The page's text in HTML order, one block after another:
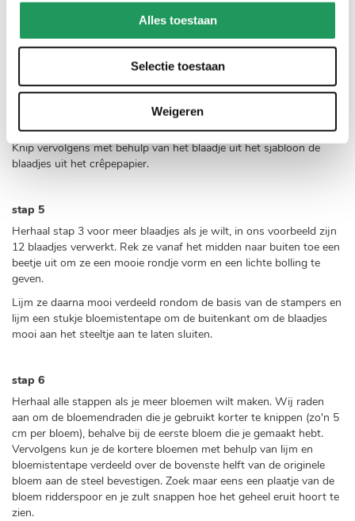
Alles toestaan
Selectie toestaan
Weigeren
Knip een langwerpig stuk crêpepapier uit voor de bloemblaadjes.
Het moet iets meer dan 2 blaadjes breed en 3 blaadjes lang zijn.
Let op de richting van de nerven in het crêpepapier!
delen langs de korte zijde (kijk even naar het filmpje om te zien hoe
het moet). Zo kun je in één keer meerdere blaadjes van hetzelfde
Knip vervolgens met behulp van het blaadje uit het sjabloon de
blaadjes uit het crêpepapier.
stap 5
Herhaal stap 3 voor meer blaadjes als je wilt, in ons voorbeeld zijn
12 blaadjes verwerkt. Rek ze vanaf het midden naar buiten toe een
beetje uit om ze een mooie rondje vorm en een lichte bolling te
geven.
Lijm ze daarna mooi verdeeld rondom de basis van de stampers en
lijm een stukje bloemistentape om de buitenkant om de blaadjes
mooi aan het steeltje aan te laten sluiten.
stap 6
Herhaal alle stappen als je meer bloemen wilt maken. Wij raden
aan om de bloemendraden die je gebruikt korter te knippen (zo'n 5
cm per bloem), behalve bij de eerste bloem die je gemaakt hebt.
Vervolgens kun je de kortere bloemen met behulp van lijm en
bloemistentape verdeeld over de bovenste helft van de originele
bloem aan de steel bevestigen. Zoek maar eens een plaatje van de
bloem ridderspoor en je zult snappen hoe het geheel eruit hoort te
zien.